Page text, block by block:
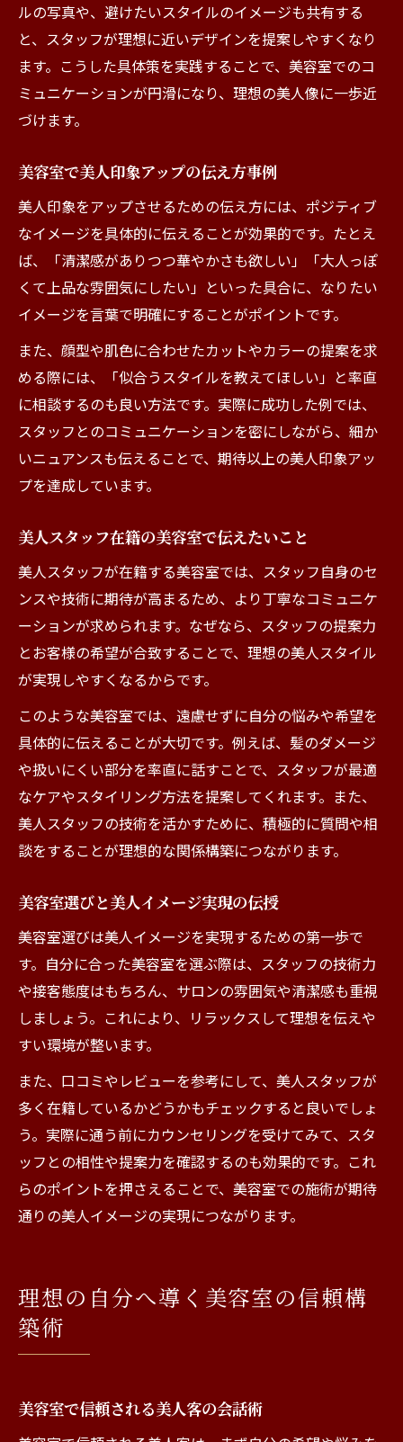
美容室レビューで美人スタッフを探す方法
女性スタッフのみ美容室の魅力と特徴
かわいい美容室選びで美人度を上げる
キレイを引き出す美容室での関わり方ガイド
美容室スタッフとの上手な距離感を保つ方
美容室ビジンが実践するコミュニケーショ
ン術
美容室でキレイになれる関わり方を学ぶ
スタッフが惚れる美容室でのふるまい方
ルの写真や、避けたいスタイルのイメージも共有する
と、スタッフが理想に近いデザインを提案しやすくなり
ます。こうした具体策を実践することで、美容室でのコ
ミュニケーションが円滑になり、理想の美人像に一歩近
づけます。
美容室で美人印象アップの伝え方事例
美人印象をアップさせるための伝え方には、ポジティブ
なイメージを具体的に伝えることが効果的です。たとえ
ば、「清潔感がありつつ華やかさも欲しい」「大人っぽ
くて上品な雰囲気にしたい」といった具合に、なりたい
イメージを言葉で明確にすることがポイントです。
また、顔型や肌色に合わせたカットやカラーの提案を求
める際には、「似合うスタイルを教えてほしい」と率直
に相談するのも良い方法です。実際に成功した例では、
スタッフとのコミュニケーションを密にしながら、細か
いニュアンスも伝えることで、期待以上の美人印象アッ
プを達成しています。
美人スタッフ在籍の美容室で伝えたいこと
美人スタッフが在籍する美容室では、スタッフ自身のセ
ンスや技術に期待が高まるため、より丁寧なコミュニケ
ーションが求められます。なぜなら、スタッフの提案力
とお客様の希望が合致することで、理想の美人スタイル
が実現しやすくなるからです。
このような美容室では、遠慮せずに自分の悩みや希望を
具体的に伝えることが大切です。例えば、髪のダメージ
や扱いにくい部分を率直に話すことで、スタッフが最適
なケアやスタイリング方法を提案してくれます。また、
美人スタッフの技術を活かすために、積極的に質問や相
談をすることが理想的な関係構築につながります。
美容室選びと美人イメージ実現の伝授
美容室選びは美人イメージを実現するための第一歩で
す。自分に合った美容室を選ぶ際は、スタッフの技術力
や接客態度はもちろん、サロンの雰囲気や清潔感も重視
しましょう。これにより、リラックスして理想を伝えや
すい環境が整います。
また、口コミやレビューを参考にして、美人スタッフが
多く在籍しているかどうかもチェックすると良いでしょ
う。実際に通う前にカウンセリングを受けてみて、スタ
ッフとの相性や提案力を確認するのも効果的です。これ
らのポイントを押さえることで、美容室での施術が期待
通りの美人イメージの実現につながります。
理想の自分へ導く美容室の信頼構
築術
美容室で信頼される美人客の会話術